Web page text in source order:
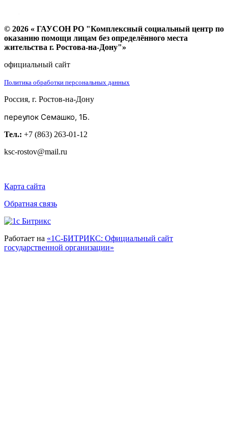
© 2026 « ГАУСОН РО "Комплексный социальный центр по
оказанию помощи лицам без определённого места
жительства г. Ростова-на-Дону"»
официальный сайт
Политика обработки персональных данных
Россия, г. Ростов-на-Дону
переулок Семашко, 1Б.
Тел.: +7 (863) 263-01-12
ksc-rostov@mail.ru
Карта сайта
Обратная связь
Работает на «1С-БИТРИКС: Официальный сайт
государственной организации»